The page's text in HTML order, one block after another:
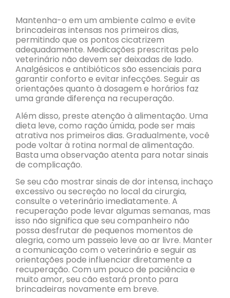
Mantenha-o em um ambiente calmo e evite
brincadeiras intensas nos primeiros dias,
permitindo que os pontos cicatrizem
adequadamente. Medicações prescritas pelo
veterinário não devem ser deixadas de lado.
Analgésicos e antibióticos são essenciais para
garantir conforto e evitar infecções. Seguir as
orientações quanto à dosagem e horários faz
uma grande diferença na recuperação.
Além disso, preste atenção à alimentação. Uma
dieta leve, como ração úmida, pode ser mais
atrativa nos primeiros dias. Gradualmente, você
pode voltar à rotina normal de alimentação.
Basta uma observação atenta para notar sinais
de complicação.
Se seu cão mostrar sinais de dor intensa, inchaço
excessivo ou secreção no local da cirurgia,
consulte o veterinário imediatamente. A
recuperação pode levar algumas semanas, mas
isso não significa que seu companheiro não
possa desfrutar de pequenos momentos de
alegria, como um passeio leve ao ar livre. Manter
a comunicação com o veterinário e seguir as
orientações pode influenciar diretamente a
recuperação. Com um pouco de paciência e
muito amor, seu cão estará pronto para
brincadeiras novamente em breve.